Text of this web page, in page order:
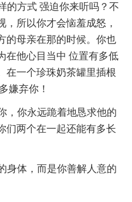
的方式 强迫你来听吗？不
，所以你才会恼羞成怒，
的母亲在那的时候。你也
在他心目当中 位置有多低
在一个珍珠奶茶罐里插根
嫌弃你！
，你永远跪着地恳求他的
们两个在一起还能有多长
身体，而是你善解人意的